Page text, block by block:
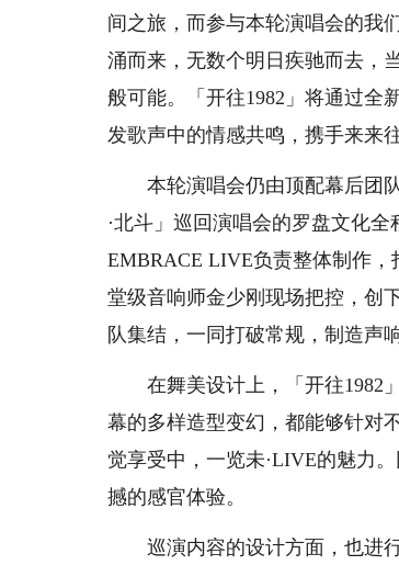
间之旅，而参与本轮演唱会的我
涌而来，无数个明日疾驰而去，
般可能。「开往1982」将通过全
发歌声中的情感共鸣，携手来来
本轮演唱会仍由顶配幕后团队
·北斗」巡回演唱会的罗盘文化
EMBRACE LIVE负责整体制作
堂级音响师金少刚现场把控，创
队集结，一同打破常规，制造声
在舞美设计上，「开往1982」
幕的多样造型变幻，都能够针对
觉享受中，一览未·LIVE的魅力
撼的感官体验。
巡演内容的设计方面，也进行